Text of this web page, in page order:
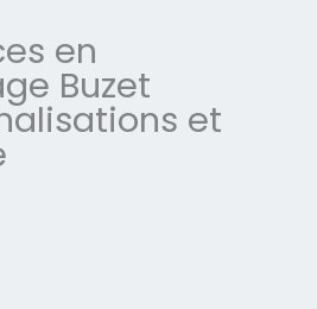
en
Buzet
et